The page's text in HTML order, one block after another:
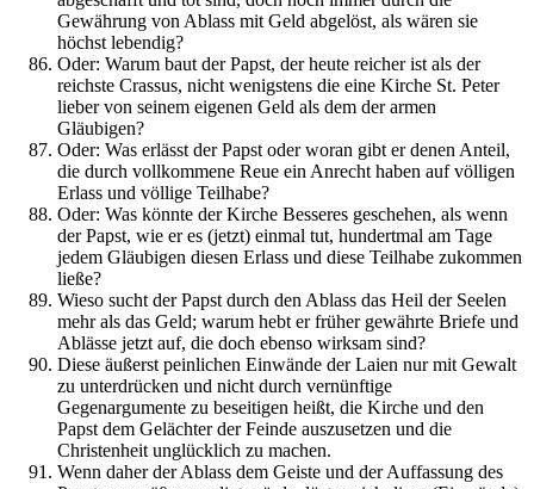
Gewährung von Ablass mit Geld abgelöst, als wären sie
höchst lebendig?
Oder: Warum baut der Papst, der heute reicher ist als der
reichste Crassus, nicht wenigstens die eine Kirche St. Peter
lieber von seinem eigenen Geld als dem der armen
Gläubigen?
Oder: Was erlässt der Papst oder woran gibt er denen Anteil,
die durch vollkommene Reue ein Anrecht haben auf völligen
Erlass und völlige Teilhabe?
Oder: Was könnte der Kirche Besseres geschehen, als wenn
der Papst, wie er es (jetzt) einmal tut, hundertmal am Tage
jedem Gläubigen diesen Erlass und diese Teilhabe zukommen
ließe?
Wieso sucht der Papst durch den Ablass das Heil der Seelen
mehr als das Geld; warum hebt er früher gewährte Briefe und
Ablässe jetzt auf, die doch ebenso wirksam sind?
Diese äußerst peinlichen Einwände der Laien nur mit Gewalt
zu unterdrücken und nicht durch vernünftige
Gegenargumente zu beseitigen heißt, die Kirche und den
Papst dem Gelächter der Feinde auszusetzen und die
Christenheit unglücklich zu machen.
Wenn daher der Ablass dem Geiste und der Auffassung des